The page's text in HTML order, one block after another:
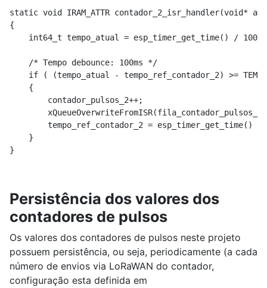
static void IRAM_ATTR contador_2_isr_handler(void*
{
    int64_t tempo_atual = esp_timer_get_time() / 1000;
    /* Tempo debounce: 100ms */
if ( (tempo_atual - tempo_ref_contador_2) >=
    {
        contador_pulsos_2++;
tempo_ref_contador_2 = esp_timer_get_time() /
    }
}
Persistência dos valores dos
contadores de pulsos
Os valores dos contadores de pulsos neste projeto
possuem persistência, ou seja, periodicamente (a cada
número de envios via LoRaWAN do contador,
configuração esta definida em